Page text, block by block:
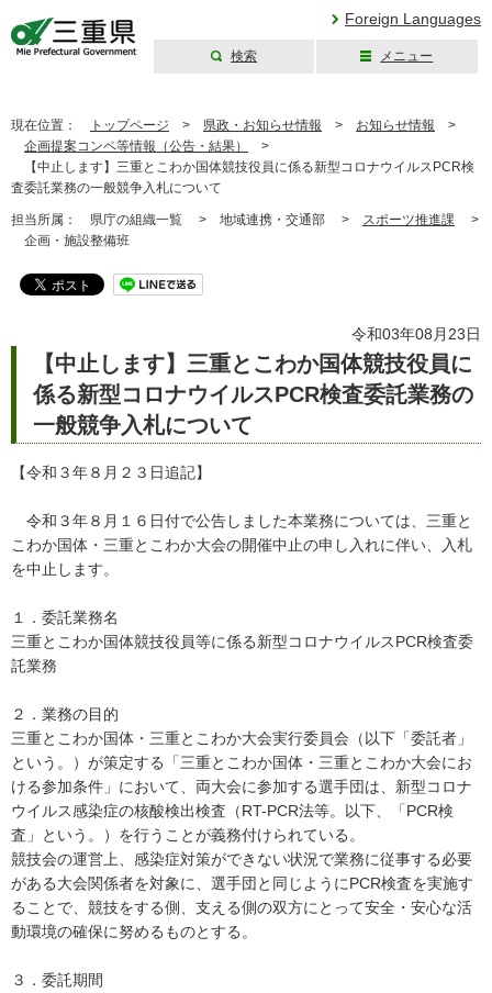
Foreign Languages
検索 メニュー
現在位置： トップページ > 県政・お知らせ情報 > お知らせ情報 >
企画提案コンペ等情報（公告・結果）
>
【中止します】三重とこわか国体競技役員に係る新型コロナウイルスPCR検
査委託業務の一般競争入札について
担当所属： 県庁の組織一覧 > 地域連携・交通部 > スポーツ推進課 >
企画・施設整備班
令和03年08月23日
【中止します】三重とこわか国体競技役員に
係る新型コロナウイルスPCR検査委託業務の
一般競争入札について
【令和３年８月２３日追記】
令和３年８月１６日付で公告しました本業務については、三重と
こわか国体・三重とこわか大会の開催中止の申し入れに伴い、入札
を中止します。
１．委託業務名
三重とこわか国体競技役員等に係る新型コロナウイルスPCR検査委
託業務
２．業務の目的
三重とこわか国体・三重とこわか大会実行委員会（以下「委託者」
という。）が策定する「三重とこわか国体・三重とこわか大会にお
ける参加条件」において、両大会に参加する選手団は、新型コロナ
ウイルス感染症の核酸検出検査（RT-PCR法等。以下、「PCR検
査」という。）を行うことが義務付けられている。
競技会の運営上、感染症対策ができない状況で業務に従事する必要
がある大会関係者を対象に、選手団と同じようにPCR検査を実施す
ることで、競技をする側、支える側の双方にとって安全・安心な活
動環境の確保に努めるものとする。
３．委託期間